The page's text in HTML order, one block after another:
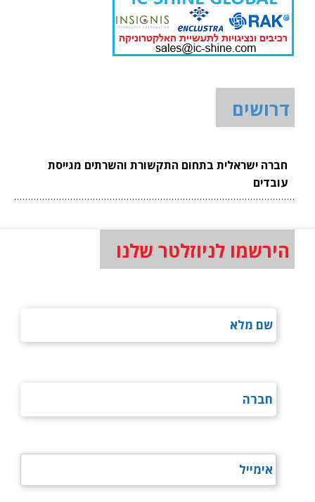
דרושים
חברה ישראלית בתחום התקשורת והשרתים מגייסת
עובדים
הירשמו לניוזלטר שלנו